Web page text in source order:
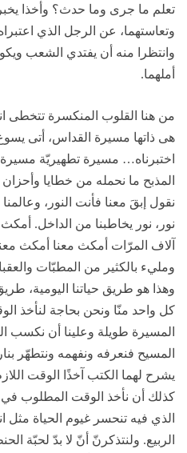
تعلم ما جرى وما حدث؟ وأخذا
وتعاستهما، عن الرجل الذي
وانتظرا منه أن يفتدي الشعب
أملهما.
من هنا القلوب المنكسرة
هى ذاتها مسيرة القداس، أتى
اختبرناه… مسيرة تطهيريّة
المذبح ما نحمله من خطايا
نقول إبقَ معنا فأنت النور،
نور، نور يخاطبنا من الداخل.
آلاف المرّات أمكث معنا أمكث
ومليء بالكثير من المطبّات
وهذا هو طريق حياتنا اليومية،
كل واحد منّا ونحن بحاجة لنأخذ
المسيرة طويلة وعلينا أن نكسب
المسيح فنعرفه ونفهمه ونتطهّر
يشرح لهما الكتب آخذًا الوقت
كذلك أن نأخذ الوقت المطلوب
الذي فيه تنحسر غيوم الحياة مثل
الربيع. ولنتذكرنّ أنّ لا بدّ لحبّة